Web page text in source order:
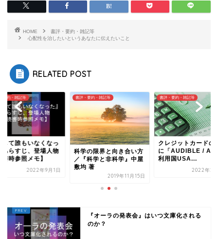
HOME
書評・要約・雑記等
心配性を治したいというあなたに伝えたいこと
RELATED POST
要約・雑記等
して誰もいなくなっ
あらすじ、登場人物
書時参照メモ】
2022年9月1日
書評・要約・雑記等
科学の限界と向き合い方
／『科学と非科学』中屋
敷均 著
2019年11月15日
書評・要約・雑記等
クレジットカードの
に「AUDIBLE /
利用国USA...
2022年2
『オーラの発表会』はいつ文庫化される
のか？